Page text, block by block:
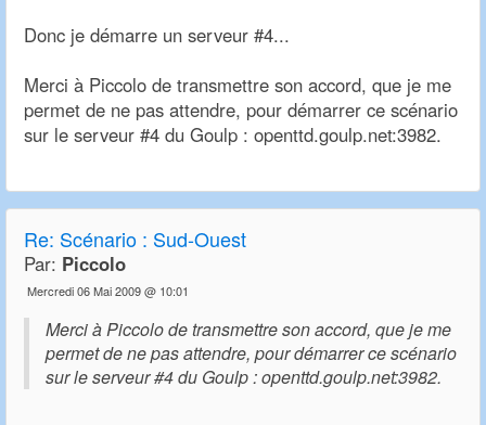
Donc je démarre un serveur #4...
Merci à Piccolo de transmettre son accord, que je me
permet de ne pas attendre, pour démarrer ce scénario
sur le serveur #4 du Goulp : openttd.goulp.net:3982.
Re: Scénario : Sud-Ouest
Par: Piccolo
Mercredi 06 Mai 2009 @ 10:01
Merci à Piccolo de transmettre son accord, que je me
permet de ne pas attendre, pour démarrer ce scénario
sur le serveur #4 du Goulp : openttd.goulp.net:3982.